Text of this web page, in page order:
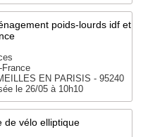
poids-lourds idf et
France
EN PARISIS - 95240
le 26/05 à 10h10
de vélo elliptique